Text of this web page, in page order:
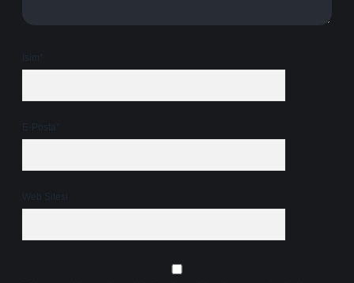
İsim*
E-Posta*
Web Sitesi